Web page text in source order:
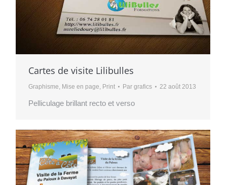
Cartes de visite Lilibulles
Graphisme Mise en page Print Pargrafics 22 août 2013
Pelliculage brillant recto et verso